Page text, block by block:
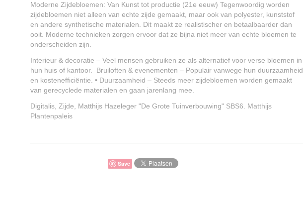
Moderne Zijdebloemen: Van Kunst tot productie (21e eeuw) Tegenwoordig worden
zijdebloemen niet alleen van echte zijde gemaakt, maar ook van polyester, kunststof
en andere synthetische materialen. Dit maakt ze realistischer en betaalbaarder dan
ooit. Moderne technieken zorgen ervoor dat ze bijna niet meer van echte bloemen te
onderscheiden zijn.
Interieur & decoratie – Veel mensen gebruiken ze als alternatief voor verse bloemen in
hun huis of kantoor. Bruiloften & evenementen – Populair vanwege hun duurzaamheid
en kostenefficiëntie. • Duurzaamheid – Steeds meer zijdebloemen worden gemaakt
van gerecyclede materialen en gaan jarenlang mee.
Digitalis, Zijde, Matthijs Hazeleger "De Grote Tuinverbouwing" SBS6. Matthijs
Plantenpaleis
Save